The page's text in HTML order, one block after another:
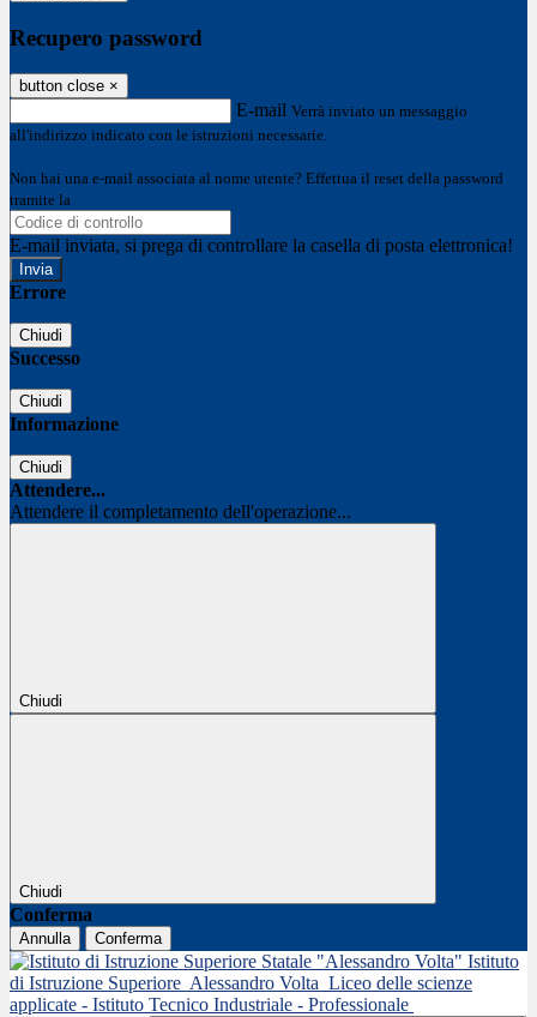
Recupero password
button close ×
E-mail Verrà inviato un messaggio
all'indirizzo indicato con le istruzioni necessarie.
Non hai una e-mail associata al nome utente? Effettua il reset della password
tramite la
E-mail inviata, si prega di controllare la casella di posta elettronica!
Errore
Chiudi
Successo
Chiudi
Informazione
Chiudi
Attendere...
Attendere il completamento dell'operazione...
Chiudi
Chiudi
Conferma
Annulla Conferma
Istituto
di Istruzione Superiore Alessandro Volta Liceo delle scienze
applicate - Istituto Tecnico Industriale - Professionale